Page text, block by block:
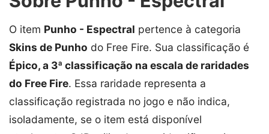
O item Punho - Espectral pertence à categoria
Skins de Punho do Free Fire. Sua classificação é
Épico, a 3ª classificação na escala de raridades
do Free Fire. Essa raridade representa a
classificação registrada no jogo e não indica,
isoladamente, se o item está disponível